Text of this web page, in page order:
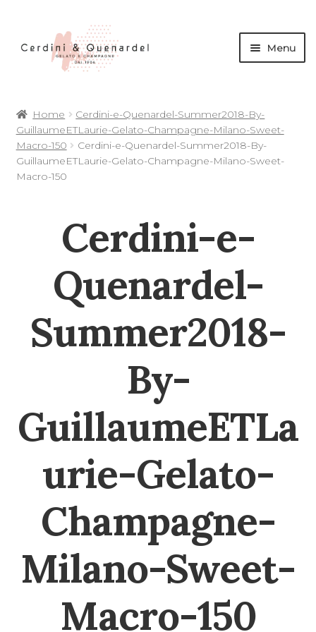
Menu
Home
Cerdini-e-Quenardel-Summer2018-By-
GuillaumeETLaurie-Gelato-Champagne-Milano-Sweet-
Macro-150
Cerdini-e-Quenardel-Summer2018-By-
GuillaumeETLaurie-Gelato-Champagne-Milano-Sweet-
Macro-150
Cerdini-e-
Quenardel-
Summer2018-
By-
GuillaumeETLa
urie-Gelato-
Champagne-
Milano-Sweet-
Macro-150